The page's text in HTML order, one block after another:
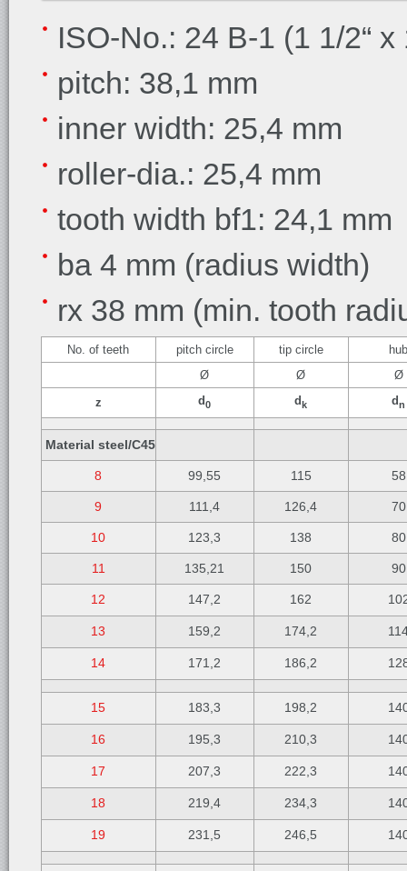
ISO-No.: 24 B-1 (1 1/2“ x
pitch: 38,1 mm
inner width: 25,4 mm
roller-dia.: 25,4 mm
tooth width bf1: 24,1 mm
ba 4 mm (radius width)
rx 38 mm (min. tooth
No. of teeth pitch circle tip circle
Ø
Ø
Ø
z
d0 dk dn
Material steel/C45
8 99,55 115 58
9 111,4 126,4 70
10 123,3 138 80
11 135,21 150 90
12 147,2 162
13 159,2 174,2
14 171,2 186,2
15 183,3 198,2
16 195,3 210,3
17 207,3 222,3
18 219,4 234,3
19 231,5 246,5